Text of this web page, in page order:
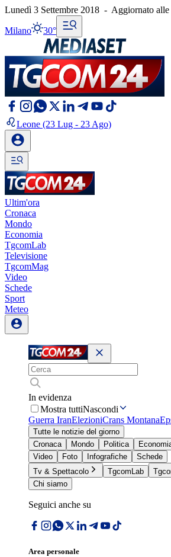
Lunedì 3 Settembre 2018 - Aggiornato alle
Milano 30°
Leone (23 Lug - 23 Ago)
Ultim'ora
Cronaca
Mondo
Economia
TgcomLab
Televisione
TgcomMag
Video
Schede
Sport
Meteo
In evidenza
Mostra tuttiNascondi
Guerra IranElezioniCrans Montana
Tutte le notizie del giorno
Cronaca
Mondo Politica
Video
Foto Infografiche
Schede
Tv & Spettacolo
TgcomLab
Chi siamo
Seguici anche su
Area personale